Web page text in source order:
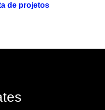
de projetos